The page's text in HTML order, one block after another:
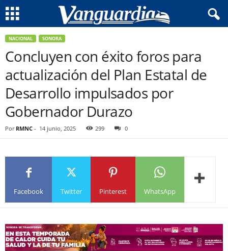
NACIONAL SONORA
Concluyen con éxito foros para
actualización del Plan Estatal de
Desarrollo impulsados por
Gobernador Durazo
Por RMNC - 14 junio, 2025 299 0
Facebook Twitter Pinterest WhatsApp